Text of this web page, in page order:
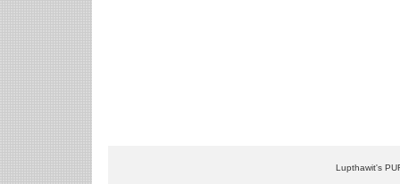
Lupthawit's